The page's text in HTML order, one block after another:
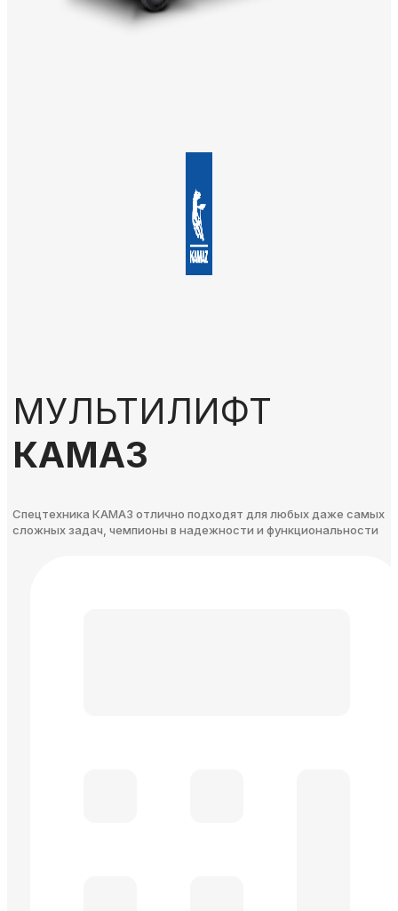
МУЛЬТИЛИФТ
КАМАЗ
Спецтехника КАМАЗ отлично подходят для любых даже самых
сложных задач, чемпионы в надежности и функциональности​